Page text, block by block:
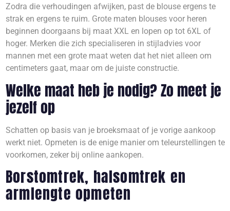
Zodra die verhoudingen afwijken, past de blouse ergens te
strak en ergens te ruim. Grote maten blouses voor heren
beginnen doorgaans bij maat XXL en lopen op tot 6XL of
hoger. Merken die zich specialiseren in stijladvies voor
mannen met een grote maat weten dat het niet alleen om
centimeters gaat, maar om de juiste constructie.
Welke maat heb je nodig? Zo meet je
jezelf op
Schatten op basis van je broeksmaat of je vorige aankoop
werkt niet. Opmeten is de enige manier om teleurstellingen te
voorkomen, zeker bij online aankopen.
Borstomtrek, halsomtrek en
armlengte opmeten